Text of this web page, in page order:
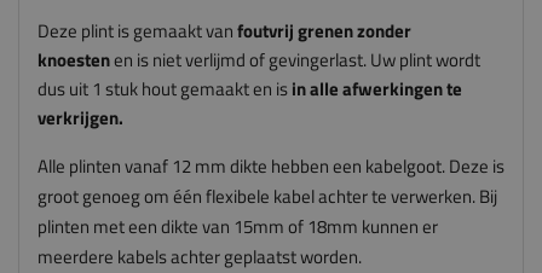
Deze plint is gemaakt vanfoutvrij grenen zonder
knoestenen is niet verlijmd of gevingerlast. Uw plint wordt
dus uit 1 stuk hout gemaakt en isin alle afwerkingen te
verkrijgen.
Alle plinten vanaf 12 mm dikte hebben een kabelgoot. Deze is
groot genoeg om één flexibele kabel achter te verwerken. Bij
plinten met een dikte van 15mm of 18mm kunnen er
meerdere kabels achter geplaatst worden.